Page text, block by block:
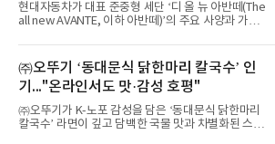
현대자동차가 대표 준중형 세단 ‘디 올 뉴 아반떼(The
all new AVANTE, 이하 아반떼)’의 주요 사양과 가격
떼는 6년 만에 선보이는 8세대 완전변경 모델로, ▲정
교한 선과 면을 중심으로 완성한 파격적인 디자인 ▲
과거 중형 세단 수준으로 확대된 차체 제원 ▲글로벌
최고 수준의 안전성 ▲성능과 효율을 동시에 높인 주
행 완성도 ▲첨단 편의 및 디지털 사양 적용 등을 통해
글로벌 준중형 세단의 새로운 기준을 세웠다.아반떼
는 가솔린 2.0과 1.6 하이브리드 두 가지 파워트레인
㈜오뚜기 ‘동대문식 닭한마리 칼국수’ 인
기..."온라인서도 맛·감성 호평"
㈜오뚜기가 K-노포 감성을 담은 ‘동대문식 닭한마리
칼국수’ 라면이 깊고 담백한 국물 맛과 차별화된 스토